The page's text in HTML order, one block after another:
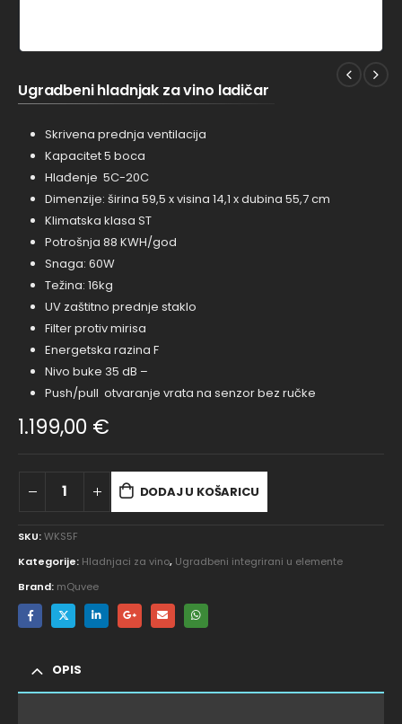
Ugradbeni hladnjak za vino ladičar
Skrivena prednja ventilacija
Kapacitet 5 boca
Hlađenje 5C-20C
Dimenzije: širina 59,5 x visina 14,1 x dubina 55,7 cm
Klimatska klasa ST
Potrošnja 88 KWH/god
Snaga: 60W
Težina: 16kg
UV zaštitno prednje staklo
Filter protiv mirisa
Energetska razina F
Nivo buke 35 dB –
Push/pull otvaranje vrata na senzor bez ručke
1.199,00 €
DODAJ U KOŠARICU
SKU:WKS5F
Kategorije: Hladnjaci za vino, Ugradbeni integrirani u elemente
Brand: mQuvee
OPIS